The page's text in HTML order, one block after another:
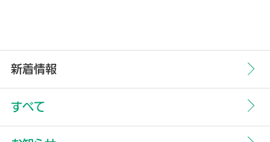
新着情報
すべて